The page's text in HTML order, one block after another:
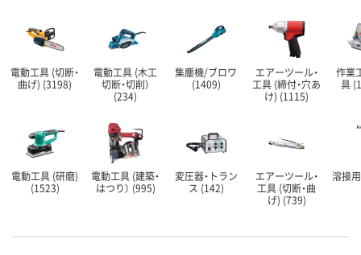
電動工具 (切断・
曲げ) (3198)
電動工具 (木工
切断・切削）
(234)
集塵機/ブロワ
(1409)
エアーツール・
工具 (締付・穴あ
け) (1115)
作業
具
電動工具 (研磨)
(1523)
電動工具 (建築・
はつり） (995)
変圧器・トラン
ス (142)
エアーツール・
工具 (切断・曲
げ) (739)
溶接